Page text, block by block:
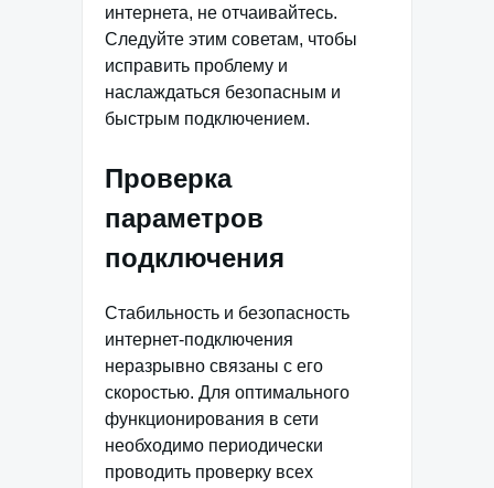
интернета, не отчаивайтесь.
Следуйте этим советам, чтобы
исправить проблему и
наслаждаться безопасным и
быстрым подключением.
Проверка
параметров
подключения
Стабильность и безопасность
интернет-подключения
неразрывно связаны с его
скоростью. Для оптимального
функционирования в сети
необходимо периодически
проводить проверку всех